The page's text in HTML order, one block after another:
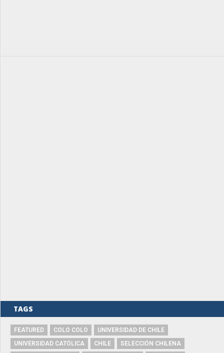
TAGS
FEATURED COLO COLO
UNIVERSIDAD DE CHILE
UNIVERSIDAD CATÓLICA
CHILE
SELECCIÓN CHILENA